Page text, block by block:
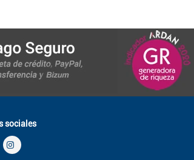
sociales